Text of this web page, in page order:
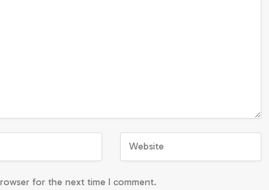
for the next time I comment.